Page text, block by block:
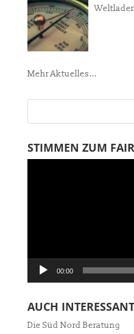
Mehr Aktuelles...
STIMMEN ZUM
00:00
AUCH
Die Süd Nord Beratung